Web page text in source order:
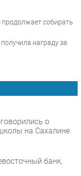
собирать
награду за
о
на Сахалине
банк,